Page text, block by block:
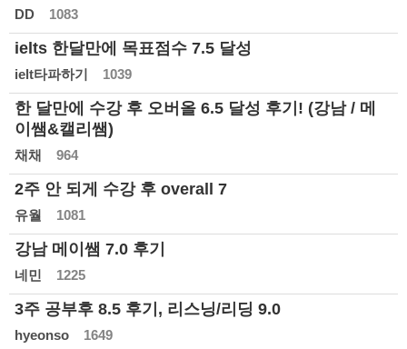
DD 1083
ielts 한달만에 목표점수 7.5 달성
ielt타파하기 1039
한 달만에 수강 후 오버올 6.5 달성 후기! (강남 / 메
이쌤&캘리쌤)
채채 964
2주 안 되게 수강 후 overall 7
유월 1081
강남 메이쌤 7.0 후기
네민 1225
3주 공부후 8.5 후기, 리스닝/리딩 9.0
hyeonso 1649